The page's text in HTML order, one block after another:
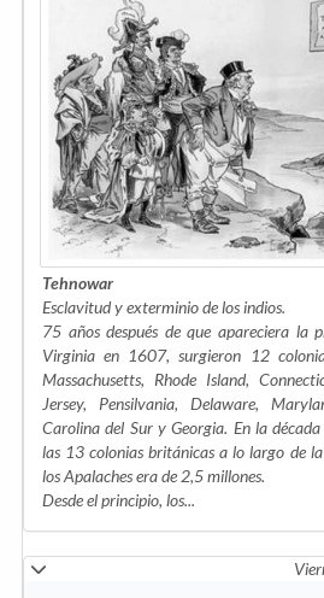
Tehnowar
Esclavitud y exterminio de los indios.
75 años después de que apareciera la
Virginia en 1607, surgieron 12
Massachusetts, Rhode Island,
Jersey, Pensilvania, Delaware,
Carolina del Sur y Georgia. En la
las 13 colonias británicas a lo largo de
los Apalaches era de 2,5 millones.
Desde el principio, los...